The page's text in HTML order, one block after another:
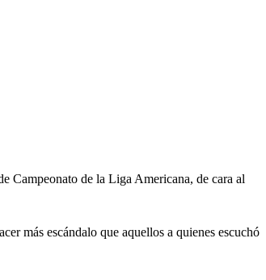
Campeonato de la Liga Americana, de cara al
más escándalo que aquellos a quienes escuchó